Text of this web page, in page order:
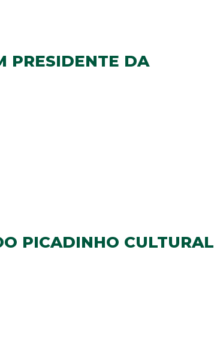
PRESIDENTE DA
PICADINHO CULTURAL